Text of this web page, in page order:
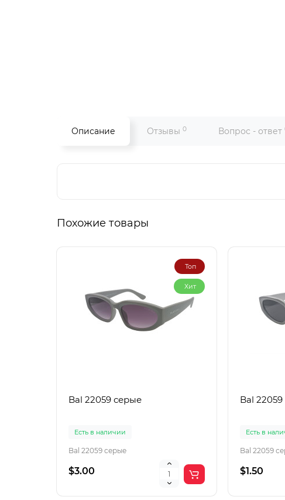
Описание Отзывы 0 Вопрос - ответ
Похожие товары
Топ
Хит
Bal 22059 серые
Есть в наличии
Bal 22059 серые
$3.00
Bal
Есть в
Bal 22059
$1.50